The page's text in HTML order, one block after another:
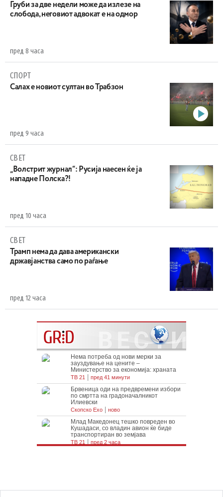
Груби за две недели може да излезе на
слобода, неговиот адвокат е на одмор
пред 8 часа
СПОРТ
Салах е новиот султан во Трабзон
пред 9 часа
СВЕТ
„Волстрит журнал“: Русија наесен ќе ја
нападне Полска?!
пред 10 часа
СВЕТ
Трамп нема да дава американски
државјанства само по раѓање
пред 12 часа